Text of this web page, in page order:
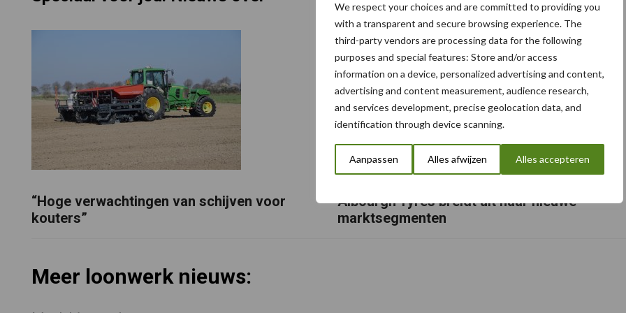
We respect your choices and are committed to providing you
with a transparent and secure browsing experience. The
third-party vendors are processing data for the following
purposes and special features: Store and/or access
information on a device, personalized advertising and content,
advertising and content measurement, audience research,
and services development, precise geolocation data, and
identification through device scanning.
Aanpassen Alles afwijzen Alles accepteren
“Hoge verwachtingen van schijven voor
kouters”
Albourgh Tyres breidt uit naar nieuwe
marktsegmenten
Meer loonwerk nieuws: